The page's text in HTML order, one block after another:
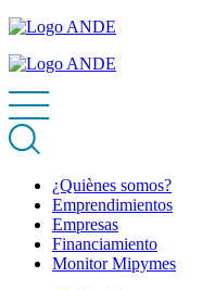
¿Quiènes somos?
Emprendimientos
Empresas
Financiamiento
Monitor Mipymes